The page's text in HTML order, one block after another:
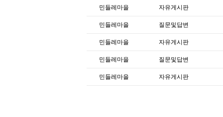
민들레마을 자유게시판
민들레마을 질문및답변
민들레마을 자유게시판
민들레마을 질문및답변
민들레마을 자유게시판